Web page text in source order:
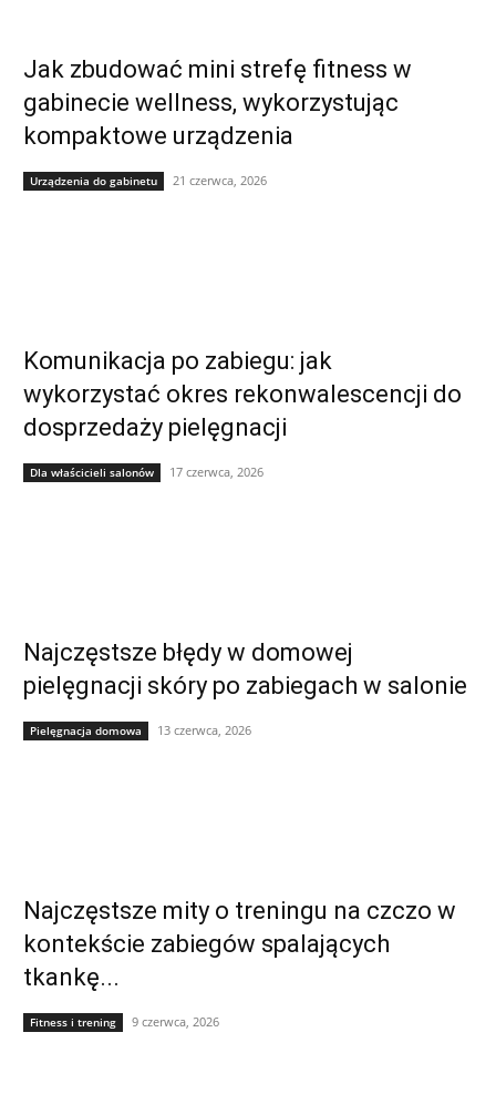
Jak zbudować mini strefę fitness w
gabinecie wellness, wykorzystując
kompaktowe urządzenia
Urządzenia do gabinetu 21 czerwca, 2026
Komunikacja po zabiegu: jak
wykorzystać okres rekonwalescencji do
dosprzedaży pielęgnacji
Dla właścicieli salonów 17 czerwca, 2026
Najczęstsze błędy w domowej
pielęgnacji skóry po zabiegach w salonie
Pielęgnacja domowa 13 czerwca, 2026
Najczęstsze mity o treningu na czczo w
kontekście zabiegów spalających
tkankę...
Fitness i trening 9 czerwca, 2026